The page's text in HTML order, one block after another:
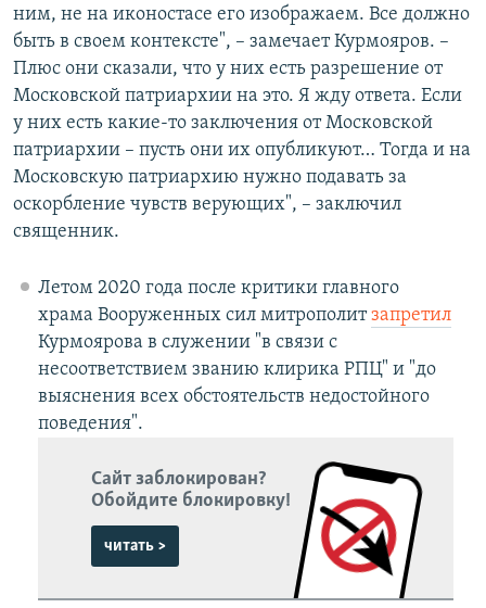
ним, не на иконостасе его изображаем. Все должно
быть в своем контексте", – замечает Курмояров. –
Плюс они сказали, что у них есть разрешение от
Московской патриархии на это. Я жду ответа. Если
у них есть какие-то заключения от Московской
патриархии – пусть они их опубликуют… Тогда и на
Московскую патриархию нужно подавать за
оскорбление чувств верующих", – заключил
священник.
Летом 2020 года после критики главного
храма Вооруженных сил митрополитзапретил
Курмоярова в служении "в связи с
несоответствием званию клирика РПЦ" и "до
выяснения всех обстоятельств недостойного
поведения".
Сайт заблокирован?
Обойдите блокировку!
читать >